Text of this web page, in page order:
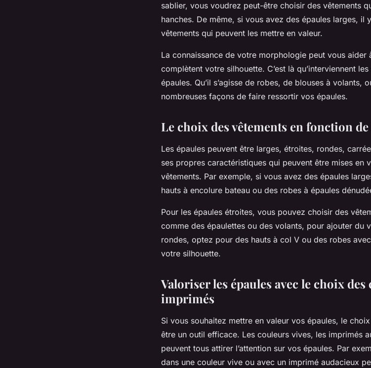
sablier, vous voudrez peut-être choisir des vêtements
hanches. De même, si vous avez des épaules larges, il
vêtements qui peuvent les mettre en valeur.
La connaissance de votre morphologie peut vous aider
complètent votre silhouette. C’est là qu’interviennent
épaules. Qu’il s’agisse de robes, de blouses à volants,
nombreuses façons de faire ressortir vos épaules.
Le choix des vêtements en fonction
Les épaules peuvent être larges, étroites, rondes,
ses propres caractéristiques qui peuvent être mises en
vêtements. Par exemple, si vous avez des épaules
hauts à encolure bateau ou des robes à épaules
Pour les épaules étroites, vous pouvez choisir des
comme des épaulettes ou des volants, pour ajouter du
rondes, optez pour des hauts à col V ou des robes
votre silhouette.
Valoriser les épaules avec le choix
imprimés
Si vous souhaitez mettre en valeur vos épaules, le
être un outil efficace. Les couleurs vives, les imprimés
peuvent tous attirer l’attention sur vos épaules. Par
dans une couleur vive ou avec un imprimé audacieux